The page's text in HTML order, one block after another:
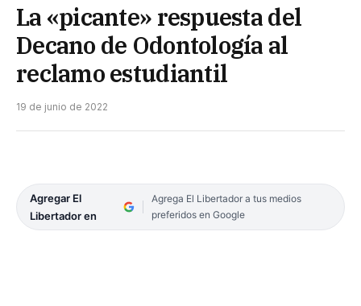
La «picante» respuesta del
Decano de Odontología al
reclamo estudiantil
19 de junio de 2022
Agregar El
Libertador en
Agrega El Libertador a tus medios
preferidos en Google